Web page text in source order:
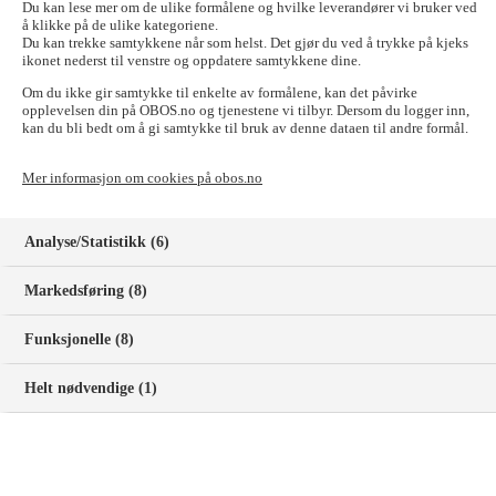
90676122
Du kan lese mer om de ulike formålene og hvilke leverandører vi bruker ved
å klikke på de ulike kategoriene.
Du kan trekke samtykkene når som helst. Det gjør du ved å trykke på kjeks
ikonet nederst til venstre og oppdatere samtykkene dine.
Om du ikke gir samtykke til enkelte av formålene, kan det påvirke
opplevelsen din på OBOS.no og tjenestene vi tilbyr. Dersom du logger inn,
kan du bli bedt om å gi samtykke til bruk av denne dataen til andre formål.
Mer informasjon om cookies på obos.no
Analyse/Statistikk (6)
Markedsføring (8)
Funksjonelle (8)
Helt nødvendige (1)